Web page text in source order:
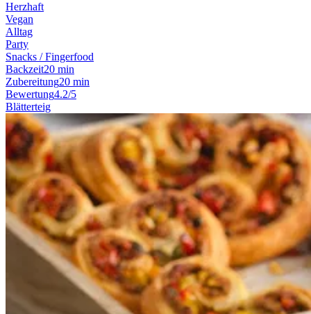
Herzhaft
Vegan
Alltag
Party
Snacks / Fingerfood
Backzeit20 min
Zubereitung20 min
Bewertung4.2/5
Blätterteig